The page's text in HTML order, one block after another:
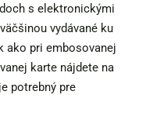
s elektronickými
vydávané ku
ako pri embosovanej
karte nájdete na
potrebný pre